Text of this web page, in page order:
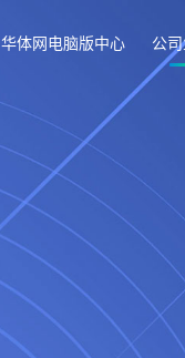
华体网电脑版中心 公